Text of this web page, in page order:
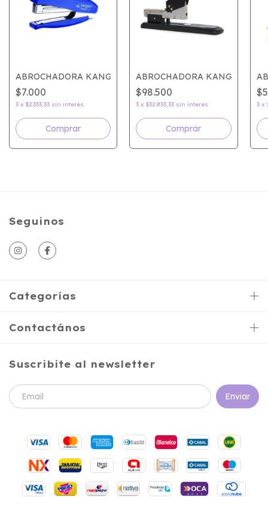
HP210
ABROCHADORA KANGARO VERTIKA10
$7.000
3 x $2.333,33 sin interés
ABROCHADORA KANGARO
$98.500
3 x$32.833,33 sin interés 3 x
Seguinos
Categorías
Contactános
Suscribite al newsletter